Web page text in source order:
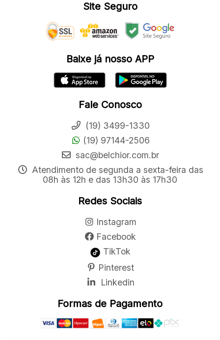
Site Seguro
Baixe já nosso APP
Fale Conosco
(19) 3499-1330
(19) 97144-2506
sac@belchior.com.br
Atendimento de segunda a sexta-feira das
08h às 12h e das 13h30 às 17h30
Redes Sociais
Instagram
Facebook
TikTok
Pinterest
Linkedin
Formas de Pagamento